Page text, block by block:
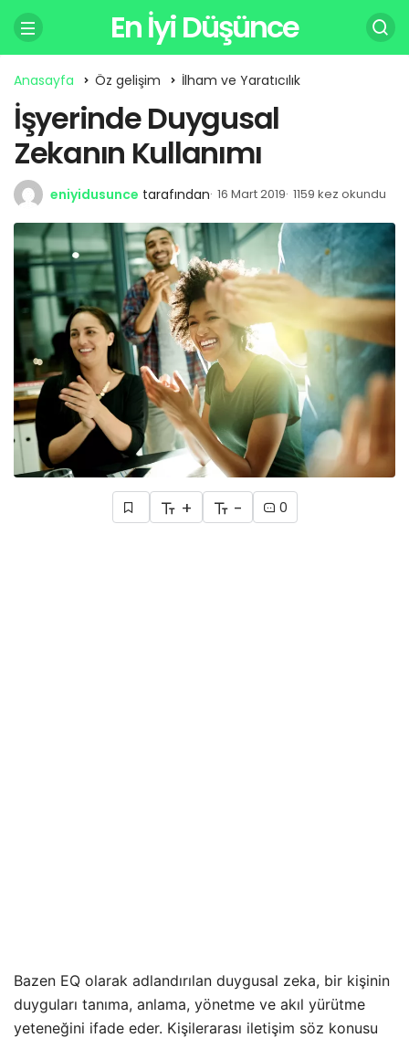
En İyi Düşünce
Anasayfa Öz gelişim İlham ve Yaratıcılık
İşyerinde Duygusal
Zekanın Kullanımı
eniyidusunce tarafından 16 Mart 2019 1159 kez okundu
+ - 0
Bazen EQ olarak adlandırılan duygusal zeka, bir kişinin
duyguları tanıma, anlama, yönetme ve akıl yürütme
yeteneğini ifade eder. Kişilerarası iletişim söz konusu